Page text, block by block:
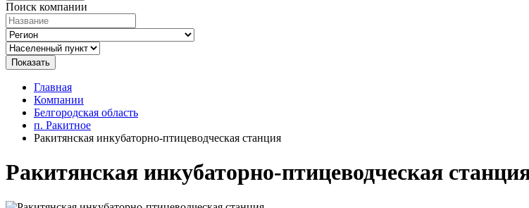
Поиск компании
Главная
Компании
Белгородская область
п. Ракитное
Ракитянская инкубаторно-птицеводческая станция
Ракитянская инкубаторно-птицеводческая